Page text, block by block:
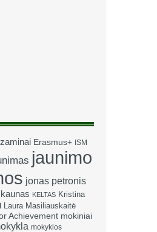
Erasmus+ ISM
jaunimo
jonas petronis
kaunas KELTAS Kristina
Laura Masiliauskaitė
Achievement mokiniai
mokyklos